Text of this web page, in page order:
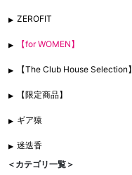
ZEROFIT
【for WOMEN】
【The Club House Selection】
【限定商品】
ギア猿
迷迭香
＜カテゴリ一覧＞